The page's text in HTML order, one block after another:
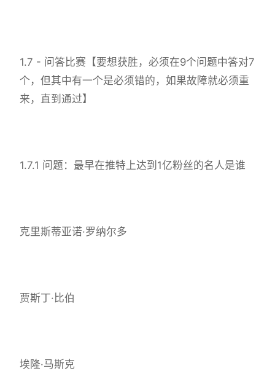
1.7 - 问答比赛【要想获胜，必须在9个问题中答对7
个，但其中有一个是必须错的，如果故障就必须重
来，直到通过】
1.7.1 问题：最早在推特上达到1亿粉丝的名人是谁
克里斯蒂亚诺·罗纳尔多
贾斯丁·比伯
埃隆·马斯克